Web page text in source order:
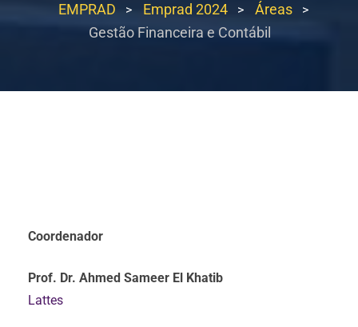
EMPRAD > Emprad 2024 > Áreas >
Gestão Financeira e Contábil
Coordenador
Prof. Dr. Ahmed Sameer El Khatib
Lattes